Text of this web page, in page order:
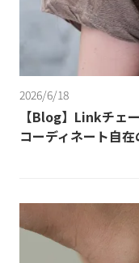
2026/6/18
【Blog】Linkチェ
コーディネート自